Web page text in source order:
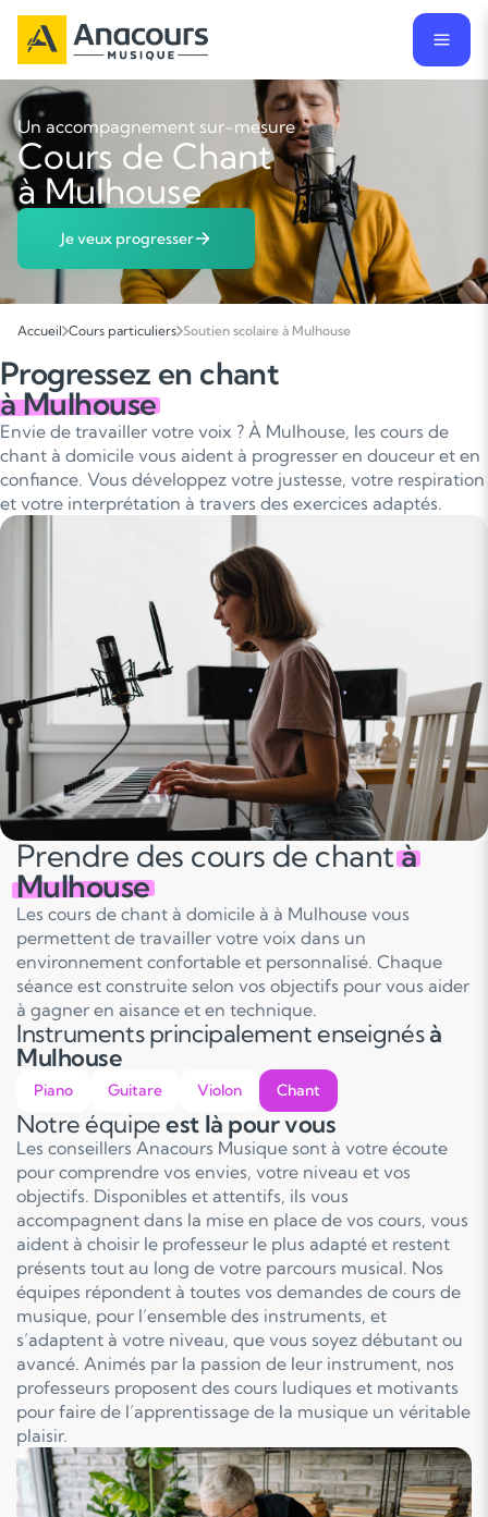
Un accompagnement sur-mesure
Cours de Chant
à Mulhouse
Je veux progresser
Accueil Cours particuliers Soutien scolaire à Mulhouse
Progressez en chant
à Mulhouse
Envie de travailler votre voix ? À Mulhouse, les cours de
chant à domicile vous aident à progresser en douceur et en
confiance. Vous développez votre justesse, votre respiration
et votre interprétation à travers des exercices adaptés.
Prendre des cours de chantà
Mulhouse
Les cours de chant à domicile à à Mulhouse vous
permettent de travailler votre voix dans un
environnement confortable et personnalisé. Chaque
séance est construite selon vos objectifs pour vous aider
à gagner en aisance et en technique.
Instruments principalement enseignésà
Mulhouse
Piano Guitare Violon Chant
Notre équipeest là pour vous
Les conseillers Anacours Musique sont à votre écoute
pour comprendre vos envies, votre niveau et vos
objectifs. Disponibles et attentifs, ils vous
accompagnent dans la mise en place de vos cours, vous
aident à choisir le professeur le plus adapté et restent
présents tout au long de votre parcours musical. Nos
équipes répondent à toutes vos demandes de cours de
musique, pour l’ensemble des instruments, et
s’adaptent à votre niveau, que vous soyez débutant ou
avancé. Animés par la passion de leur instrument, nos
professeurs proposent des cours ludiques et motivants
pour faire de l’apprentissage de la musique un véritable
plaisir.